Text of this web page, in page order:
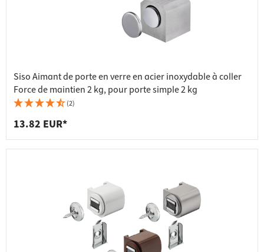
Siso Aimant de porte en verre en acier inoxydable à coller
Force de maintien 2 kg, pour porte simple 2 kg
(2)
13.82 EUR*